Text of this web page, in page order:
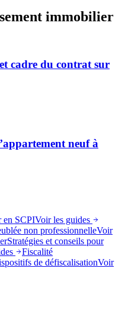
immobilier
cadre du contrat sur
neuf à
en SCPIVoir les guides
non professionnelleVoir
Stratégies et conseils pour
Fiscalité
de défiscalisationVoir